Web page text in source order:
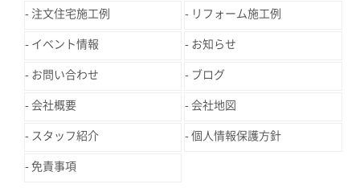
注文住宅施工例 リフォーム施工例
イベント情報 お知らせ
お問い合わせ ブログ
会社概要 会社地図
スタッフ紹介 個人情報保護方針
免責事項